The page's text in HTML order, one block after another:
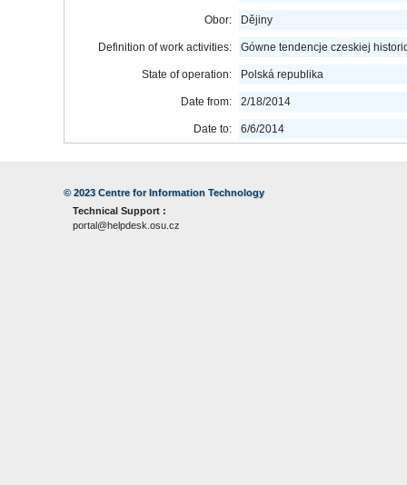
Obor: Dějiny
Definition of work activities: Gówne tendencje czeskiej
State of operation: Polská republika
Date from: 2/18/2014
Date to: 6/6/2014
© 2023 Centre for Information Technology
Technical Support :
portal@helpdesk.osu.cz